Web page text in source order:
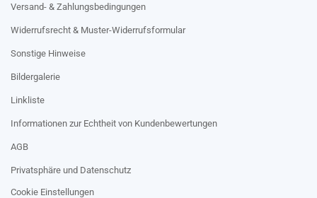
Versand- & Zahlungsbedingungen
Widerrufsrecht & Muster-Widerrufsformular
Sonstige Hinweise
Bildergalerie
Linkliste
Informationen zur Echtheit von Kundenbewertungen
AGB
Privatsphäre und Datenschutz
Cookie Einstellungen